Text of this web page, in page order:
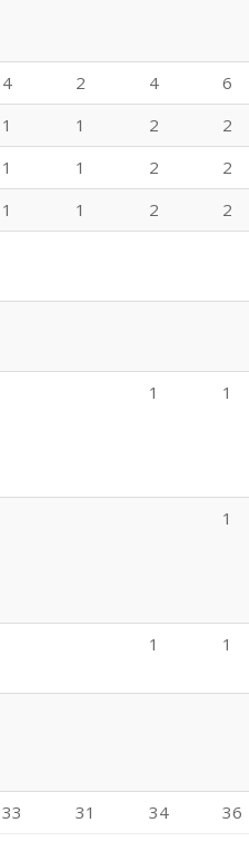
4 2 4
6
1 1 2
2
1 1 2
2
1 1 2
2
1 1
1
1 1
33 31 34 36